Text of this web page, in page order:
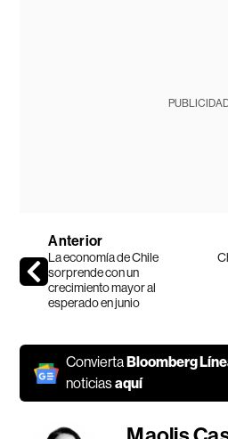
Anterior
La economía de Chile
sorprende con un
crecimiento mayor al
esperado en junio
Convierta Bloomberg
noticiasaquí